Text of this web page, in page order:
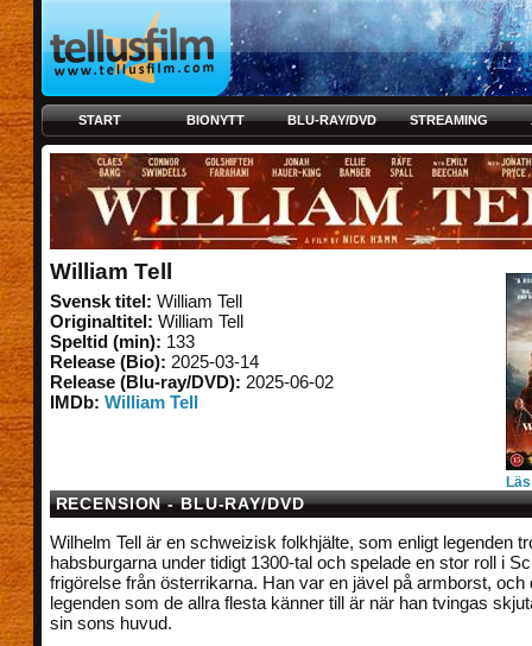
START BIONYTT BLU-RAY/DVD STREAMING
William Tell
Svensk titel: William Tell
Originaltitel: William Tell
Speltid (min): 133
Release (Bio): 2025-03-14
Release (Blu-ray/DVD): 2025-06-02
IMDb: William Tell
RECENSION - BLU-RAY/DVD
Wilhelm Tell är en schweizisk folkhjälte, som enligt legenden
habsburgarna under tidigt 1300-tal och spelade en stor roll i
frigörelse från österrikarna. Han var en jävel på armborst, och
legenden som de allra flesta känner till är när han tvingas
sin sons huvud.